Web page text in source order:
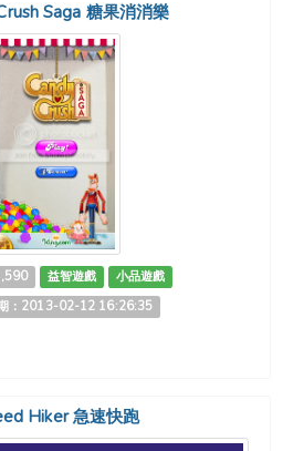
Saga 糖果消消樂
益智遊戲
小品遊戲
：2013-02-12 16:26:35
Hiker 急速快跑